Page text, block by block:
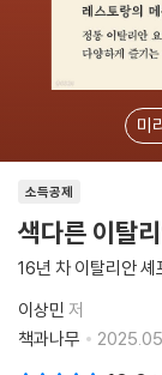
미
소득공제
색다른 이탈
16년 차 이탈리안 셰
이상민 저
책과나무